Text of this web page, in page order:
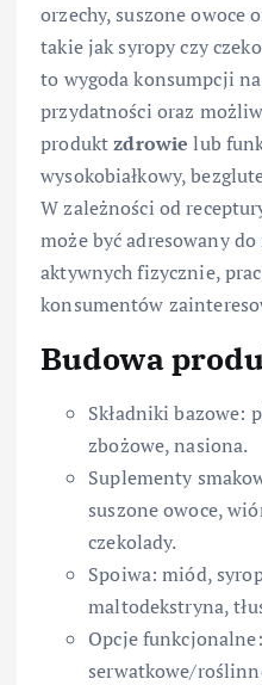
orzechy, suszone owoce
takie jak syropy czy
to wygoda konsumpcji
przydatności oraz
produktzdrowie lub
wysokobiałkowy,
W zależności od
może być adresowany
aktywnych fizycznie,
konsumentów
Budowa
Składniki bazowe:
zbożowe, nasiona.
Suplementy
suszone owoce,
czekolady.
Spoiwa: miód,
maltodekstryna,
Opcje
serwatkowe/